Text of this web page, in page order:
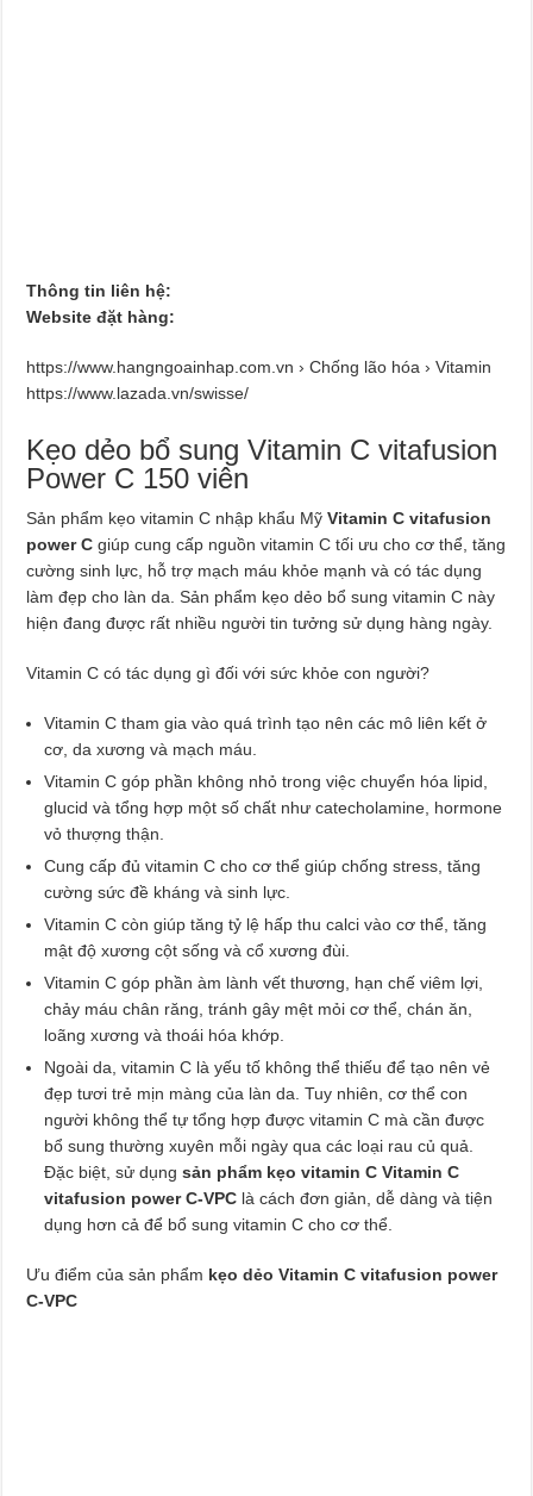
Thông tin liên hệ:
Website đặt hàng:
https://www.hangngoainhap.com.vn › Chống lão hóa › Vitamin
https://www.lazada.vn/swisse/
Kẹo dẻo bổ sung Vitamin C vitafusion
Power C 150 viên
Sản phẩm kẹo vitamin C nhập khẩu Mỹ Vitamin C vitafusion
power C giúp cung cấp nguồn vitamin C tối ưu cho cơ thể, tăng
cường sinh lực, hỗ trợ mạch máu khỏe mạnh và có tác dụng
làm đẹp cho làn da. Sản phẩm kẹo dẻo bổ sung vitamin C này
hiện đang được rất nhiều người tin tưởng sử dụng hàng ngày.
Vitamin C có tác dụng gì đối với sức khỏe con người?
Vitamin C tham gia vào quá trình tạo nên các mô liên kết ở
cơ, da xương và mạch máu.
Vitamin C góp phần không nhỏ trong việc chuyển hóa lipid,
glucid và tổng hợp một số chất như catecholamine, hormone
vỏ thượng thận.
Cung cấp đủ vitamin C cho cơ thể giúp chống stress, tăng
cường sức đề kháng và sinh lực.
Vitamin C còn giúp tăng tỷ lệ hấp thu calci vào cơ thể, tăng
mật độ xương cột sống và cổ xương đùi.
Vitamin C góp phần àm lành vết thương, hạn chế viêm lợi,
chảy máu chân răng, tránh gây mệt mỏi cơ thể, chán ăn,
loãng xương và thoái hóa khớp.
Ngoài da, vitamin C là yếu tố không thể thiếu để tạo nên vẻ
đẹp tươi trẻ mịn màng của làn da. Tuy nhiên, cơ thể con
người không thể tự tổng hợp được vitamin C mà cần được
bổ sung thường xuyên mỗi ngày qua các loại rau củ quả.
Đặc biệt, sử dụng sản phẩm kẹo vitamin C Vitamin C
vitafusion power C-VPC là cách đơn giản, dễ dàng và tiện
dụng hơn cả để bổ sung vitamin C cho cơ thể.
Ưu điểm của sản phẩm kẹo dẻo Vitamin C vitafusion power
C-VPC